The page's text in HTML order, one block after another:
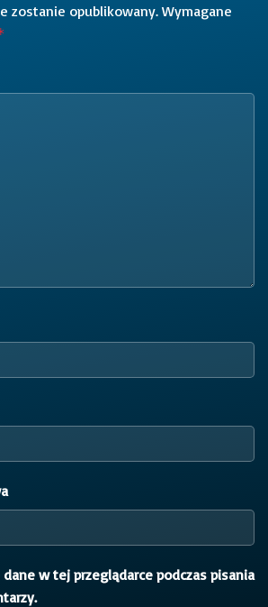
zostanie opublikowany. Wymagane
w tej przeglądarce podczas pisania